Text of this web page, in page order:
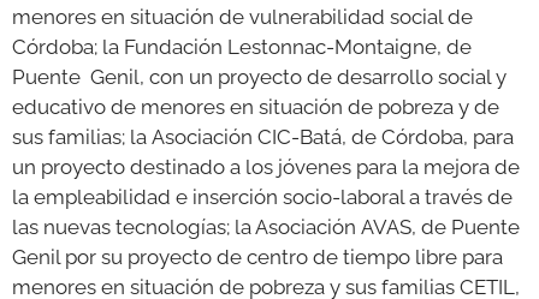
menores en situación de vulnerabilidad social de
Córdoba; la Fundación Lestonnac-Montaigne, de
Puente Genil, con un proyecto de desarrollo social y
educativo de menores en situación de pobreza y de
sus familias; la Asociación CIC-Batá, de Córdoba, para
un proyecto destinado a los jóvenes para la mejora de
la empleabilidad e inserción socio-laboral a través de
las nuevas tecnologías; la Asociación AVAS, de Puente
Genil por su proyecto de centro de tiempo libre para
menores en situación de pobreza y sus familias CETIL,